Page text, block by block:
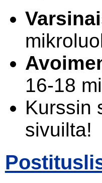
16-18
Kurssin
sivuilta!